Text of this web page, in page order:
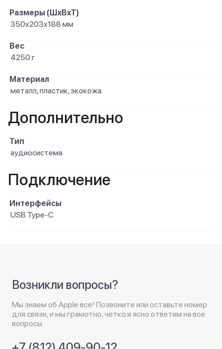
Размеры (ШxВxТ)
350х203х188 мм
Вес
4250 г
Материал
металл, пластик, экокожа
Дополнительно
Тип
аудиосистема
Подключение
Интерфейсы
USB Type-C
Возникли вопросы?
Мы знаем об Apple все! Позвоните или оставьте номер
для связи, и мы грамотно, четко и ясно ответим на все
вопросы.